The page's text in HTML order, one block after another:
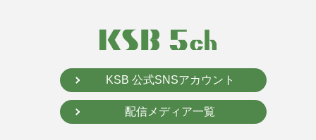
KSB 公式SNSアカウント
配信メディア一覧